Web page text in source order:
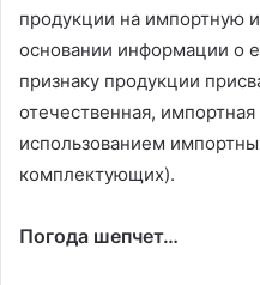
продукции на импортную
основании информации о
признаку продукции
отечественная,
использованием
комплектующих).
Погода шепчет…